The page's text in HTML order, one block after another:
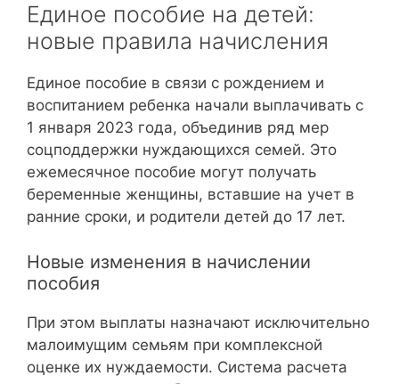
Единое пособие на детей:
новые правила начисления
Единое пособие в связи с рождением и
воспитанием ребенка начали выплачивать с
1 января 2023 года, объединив ряд мер
соцподдержки нуждающихся семей. Это
ежемесячное пособие могут получать
беременные женщины, вставшие на учет в
ранние сроки, и родители детей до 17 лет.
Новые изменения в начислении
пособия
При этом выплаты назначают исключительно
малоимущим семьям при комплексной
оценке их нуждаемости. Система расчета